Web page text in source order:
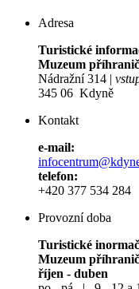
Adresa
Turistické
Muzeum
Nádražní 314 |
345 06 Kdyně
Kontakt
e-mail:
telefon:
+420 377 534 284
Provozní doba
Turistické
Muzeum
říjen - duben